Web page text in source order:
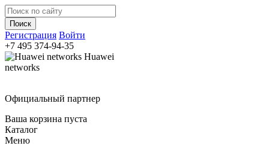
Регистрация Войти
+7 495 374-94-35
Huawei
networks
Официальный партнер
Ваша корзина пуста
Каталог
Меню